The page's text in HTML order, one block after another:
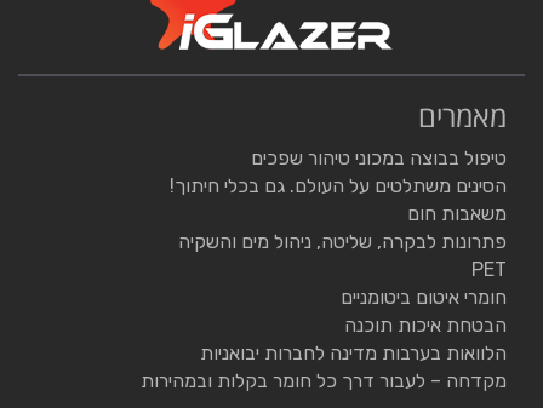
מאמרים
טיפול בבוצה במכוני טיהור שפכים
הסינים משתלטים על העולם. גם בכלי חיתוך!
משאבות חום
פתרונות לבקרה, שליטה, ניהול מים והשקיה
PET
חומרי איטום ביטומניים
הבטחת איכות תוכנה
הלוואות בערבות מדינה לחברות יבואניות
מקדחה – לעבור דרך כל חומר בקלות ובמהירות